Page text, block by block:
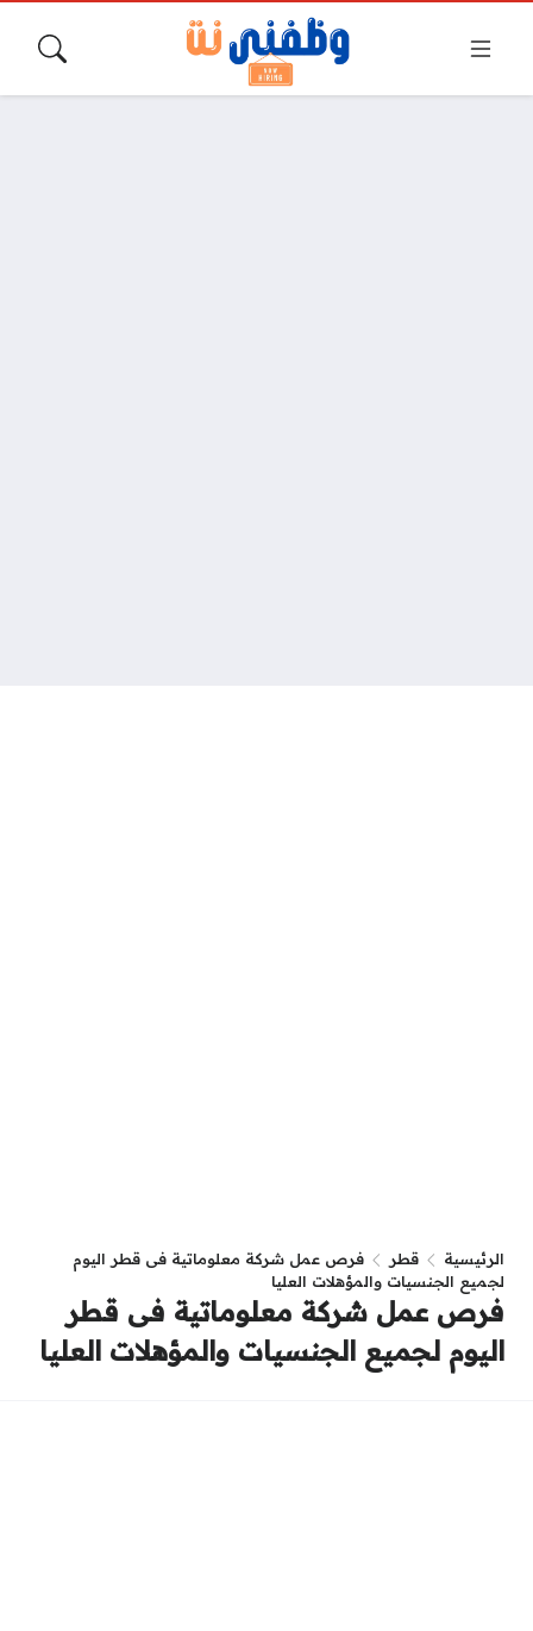
الرئيسية قطر
فرص عمل شركة معلوماتية فى قطر اليوم
لجميع الجنسيات والمؤهلات العليا
فرص عمل شركة معلوماتية فى قطر
اليوم لجميع الجنسيات والمؤهلات العليا